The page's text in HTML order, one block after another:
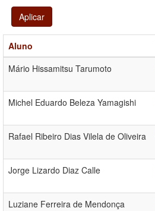
Aplicar
Aluno
Mário Hissamitsu Tarumoto
Michel Eduardo Beleza Yamagishi
Rafael Ribeiro Dias Vilela de Oliveira
Jorge Lizardo Diaz Calle
Luziane Ferreira de Mendonça